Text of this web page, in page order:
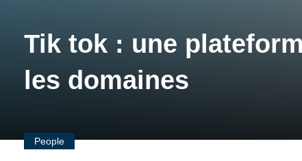
Tik tok : une
les domaines
People